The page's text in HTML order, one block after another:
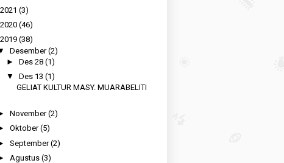
2021 (3)
2020 (46)
2019 (38)
Desember (2)
►Des 28 (1)
▼
Des 13 (1)
GELIAT KULTUR MASY. MUARABELITI
November (2)
Oktober (5)
September (2)
Agustus (3)